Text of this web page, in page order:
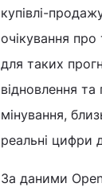
купівлі-
очікування про
для таких
відновлення та
мінування,
реальні цифри
За даними